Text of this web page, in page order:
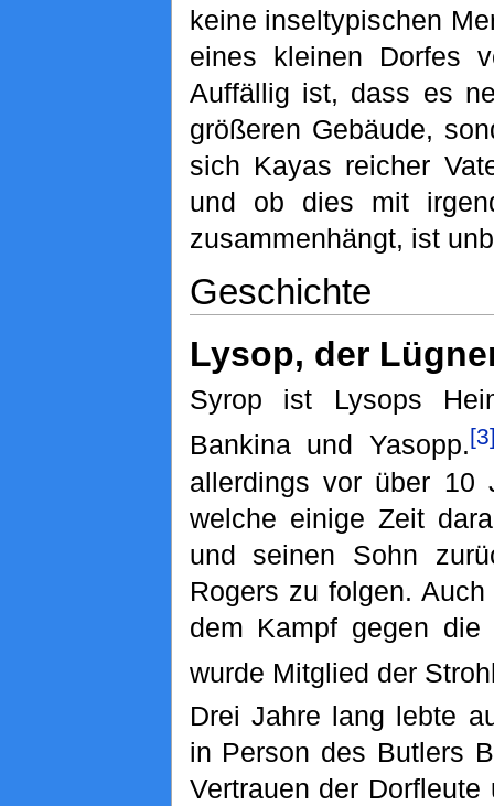
keine inseltypischen
eines kleinen Dorfes
Auffällig ist, dass es
größeren Gebäude,
sich Kayas reicher
und ob dies mit
zusammenhängt, ist
Geschichte
Lysop, der
Syrop ist Lysops
Bankina und Yasopp.
allerdings vor über 10
welche einige Zeit
und seinen Sohn
Rogers zu folgen.
dem Kampf gegen die
wurde Mitglied der
Drei Jahre lang lebte
in Person des Butlers
Vertrauen der